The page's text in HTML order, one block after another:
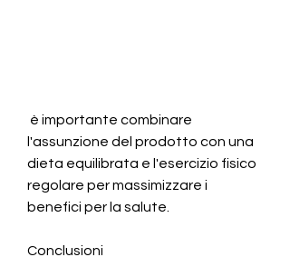
l'assunzione del prodotto con una
dieta equilibrata e l'esercizio fisico
regolare per massimizzare i
benefici per la salute.
Conclusioni